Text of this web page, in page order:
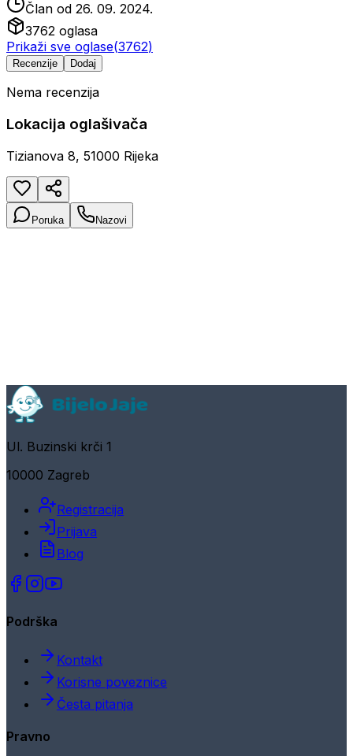
Član od 26. 09. 2024.
3762 oglasa
Prikaži sve oglase(3762)
Recenzije Dodaj
Nema recenzija
Lokacija oglašivača
Tizianova 8, 51000 Rijeka
Poruka Nazovi
Ul. Buzinski krči 1
10000 Zagreb
Registracija
Prijava
Blog
Podrška
Kontakt
Korisne poveznice
Česta pitanja
Pravno